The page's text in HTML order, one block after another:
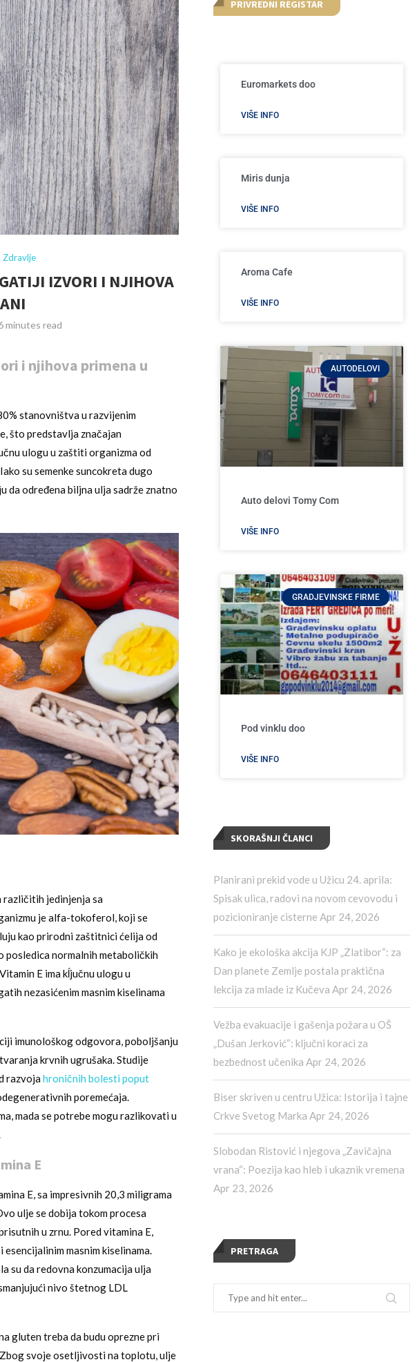
Zdravlje
IZVORI I NJIHOVA
minutes read
i njihova primena u
stanovništva u razvijenim
što predstavlja značajan
ulogu u zaštiti organizma od
su semenke suncokreta dugo
da određena biljna ulja sadrže znatno
različitih jedinjenja sa
je alfa-tokoferol, koji se
kao prirodni zaštitnici ćelija od
posledica normalnih metaboličkih
E ima kĺjučnu ulogu u
nezasićenim masnim kiselinama
imunološkog odgovora, poboljšanju
krvnih ugrušaka. Studije
razvojahroničnih bolesti poput
poremećaja.
mada se potrebe mogu razlikovati u
E
E, sa impresivnih 20,3 miligrama
ulje se dobija tokom procesa
u zrnu. Pored vitamina E,
masnim kiselinama.
su da redovna konzumacija ulja
nivo štetnog LDL
gluten treba da budu oprezne pri
svoje osetljivosti na toplotu, ulje
PRIVREDNI REGISTAR
Euromarkets doo
VIŠE INFO
Miris dunja
VIŠE INFO
Aroma Cafe
VIŠE INFO
AUTODELOVI
Auto delovi Tomy Com
VIŠE INFO
GRADJEVINSKE FIRME
Pod vinklu doo
VIŠE INFO
SKORAŠNJI ČLANCI
Planirani prekid vode u Užicu 24. aprila:
Spisak ulica, radovi na novom cevovodu i
pozicioniranje cisterne Apr 24, 2026
Kako je ekološka akcija KJP „Zlatibor“: za
Dan planete Zemlje postala praktična
lekcija za mlade iz Kučeva Apr 24, 2026
Vežba evakuacije i gašenja požara u OŠ
„Dušan Jerković“: ključni koraci za
bezbednost učenika Apr 24, 2026
Biser skriven u centru Užica: Istorija i tajne
Crkve Svetog Marka Apr 24, 2026
Slobodan Ristović i njegova „Zavičajna
vrana“: Poezija kao hleb i ukaznik vremena
Apr 23, 2026
PRETRAGA